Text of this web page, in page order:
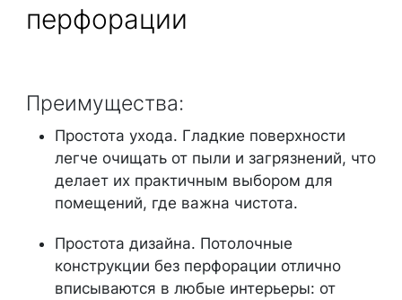
перфорации
Преимущества:
Простота ухода. Гладкие поверхности
легче очищать от пыли и загрязнений, что
делает их практичным выбором для
помещений, где важна чистота.
Простота дизайна. Потолочные
конструкции без перфорации отлично
вписываются в любые интерьеры: от